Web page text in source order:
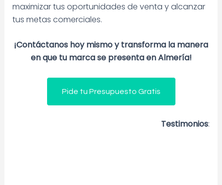
maximizar tus oportunidades de venta y alcanzar
tus metas comerciales.
¡Contáctanos hoy mismo y transforma la manera
en que tu marca se presenta en Almería!
Pide tu Presupuesto Gratis
Testimonios: